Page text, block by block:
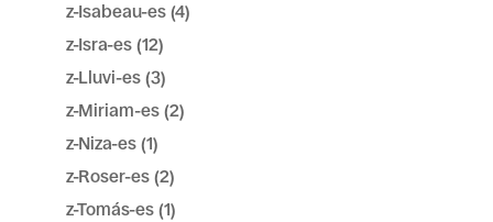
z-Isabeau-es(4)
z-Isra-es(12)
z-Lluvi-es(3)
z-Miriam-es(2)
z-Niza-es(1)
z-Roser-es(2)
z-Tomás-es(1)